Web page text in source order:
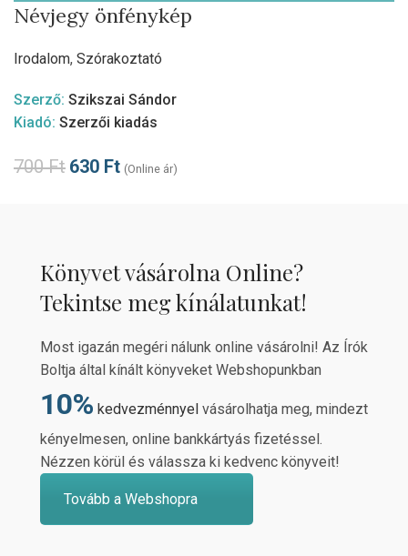
Névjegy önfénykép
Irodalom, Szórakoztató
Szerző: Szikszai Sándor
Kiadó: Szerzői kiadás
700Ft 630 Ft (Online ár)
Könyvet vásárolna Online?
Tekintse meg kínálatunkat!
Most igazán megéri nálunk online vásárolni! Az Írók
Boltja által kínált könyveket Webshopunkban
10% kedvezménnyel vásárolhatja meg, mindezt
kényelmesen, online bankkártyás fizetéssel.
Nézzen körül és válassza ki kedvenc könyveit!
Tovább a Webshopra